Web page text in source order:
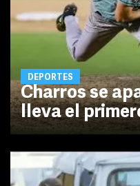
DEPORTES
Charros se
lleva el